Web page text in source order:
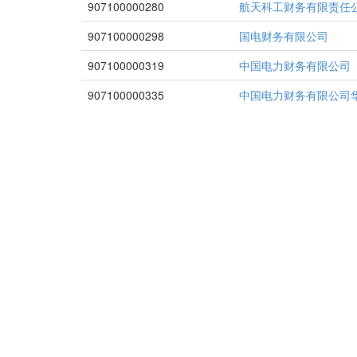
907100000280
航天科工财务有限责任
907100000298
国电财务有限公司
907100000319
中国电力财务有限公司
907100000335
中国电力财务有限公司